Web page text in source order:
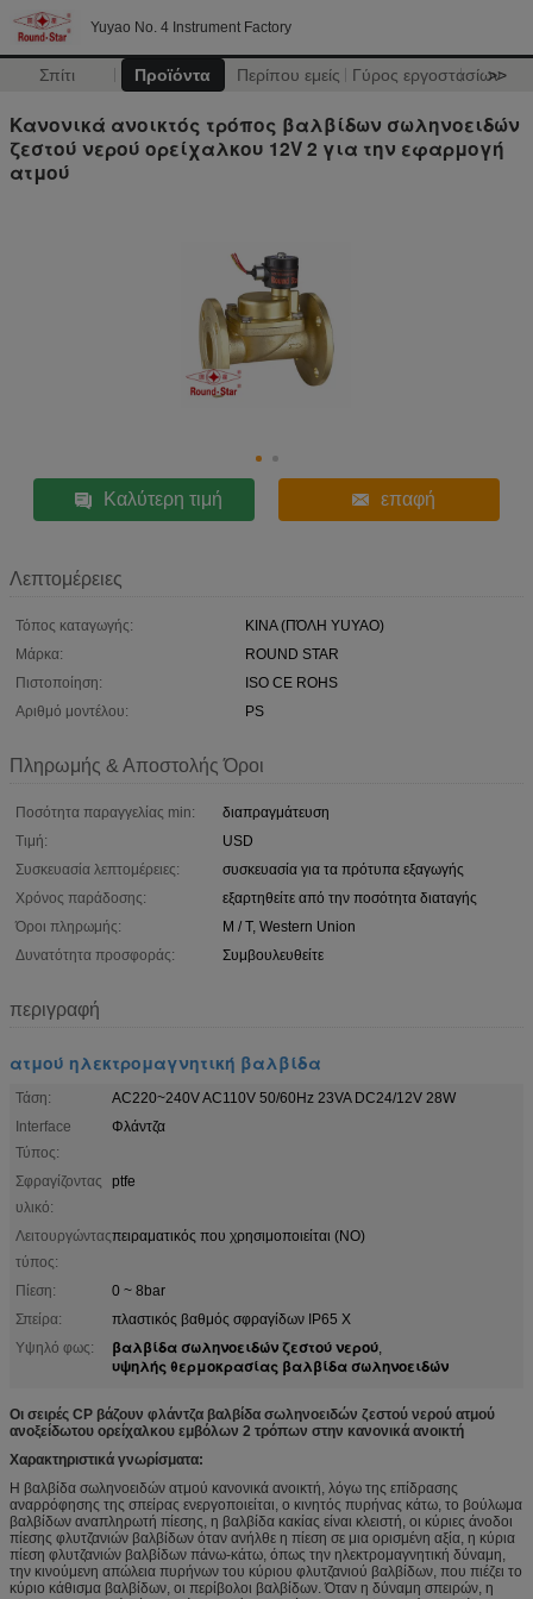
Yuyao No. 4 Instrument Factory
Σπίτι Προϊόντα Περίπου εμείς Γύρος εργοστασίων
>>
Κανονικά ανοικτός τρόπος βαλβίδων σωληνοειδών
ζεστού νερού ορείχαλκου 12V 2 για την εφαρμογή
ατμού
Καλύτερη τιμή επαφή
Λεπτομέρειες
Τόπος καταγωγής:
ΚΙΝΑ (ΠΌΛΗ YUYAO)
Μάρκα:
ROUND STAR
Πιστοποίηση:
ISO CE ROHS
Αριθμό μοντέλου:
PS
Πληρωμής & Αποστολής Όροι
Ποσότητα παραγγελίας min:
διαπραγμάτευση
Τιμή:
USD
Συσκευασία λεπτομέρειες:
συσκευασία για τα πρότυπα εξαγωγής
Χρόνος παράδοσης:
εξαρτηθείτε από την ποσότητα διαταγής
Όροι πληρωμής:
Μ / Τ, Western Union
Δυνατότητα προσφοράς:
Συμβουλευθείτε
περιγραφή
ατμού ηλεκτρομαγνητική βαλβίδα
Τάση:
AC220~240V AC110V 50/60Hz 23VA DC24/12V 28W
Interface
Τύπος:
Φλάντζα
Σφραγίζοντας
υλικό:
ptfe
Λειτουργώντας
τύπος:
πειραματικός που χρησιμοποιείται (NO)
Πίεση:
0 ~ 8bar
Σπείρα:
πλαστικός βαθμός σφραγίδων IP65 Χ
Υψηλό φως:
βαλβίδα σωληνοειδών ζεστού νερού,
υψηλής θερμοκρασίας βαλβίδα σωληνοειδών
Οι σειρές CP βάζουν φλάντζα βαλβίδα σωληνοειδών ζεστού νερού ατμού
ανοξείδωτου ορείχαλκου εμβόλων 2 τρόπων στην κανονικά ανοικτή
Χαρακτηριστικά γνωρίσματα:
Η βαλβίδα σωληνοειδών ατμού κανονικά ανοικτή, λόγω της επίδρασης
αναρρόφησης της σπείρας ενεργοποιείται, ο κινητός πυρήνας κάτω, το βούλωμα
βαλβίδων αναπληρωτή πίεσης, η βαλβίδα κακίας είναι κλειστή, οι κύριες άνοδοι
πίεσης φλυτζανιών βαλβίδων όταν ανήλθε η πίεση σε μια ορισμένη αξία, η κύρια
πίεση φλυτζανιών βαλβίδων πάνω-κάτω, όπως την ηλεκτρομαγνητική δύναμη,
την κινούμενη απώλεια πυρήνων του κύριου φλυτζανιού βαλβίδων, που πιέζει το
κύριο κάθισμα βαλβίδων, οι περίβολοι βαλβίδων. Όταν η δύναμη σπειρών, η